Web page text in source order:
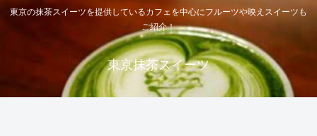
東京の抹茶スイーツを提供しているカフェを中心にフルーツや映えスイーツも
ご紹介！
東京抹茶スイーツ